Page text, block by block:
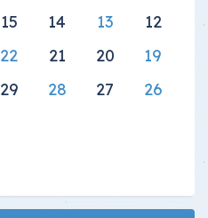
12
13
14
15
19
20
21
22
26
27
28
29